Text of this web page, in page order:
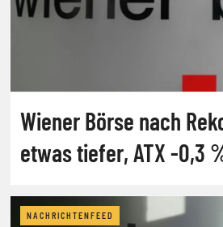
Wiener Börse nach
etwas tiefer, ATX -0,3
NACHRICHTENFEED